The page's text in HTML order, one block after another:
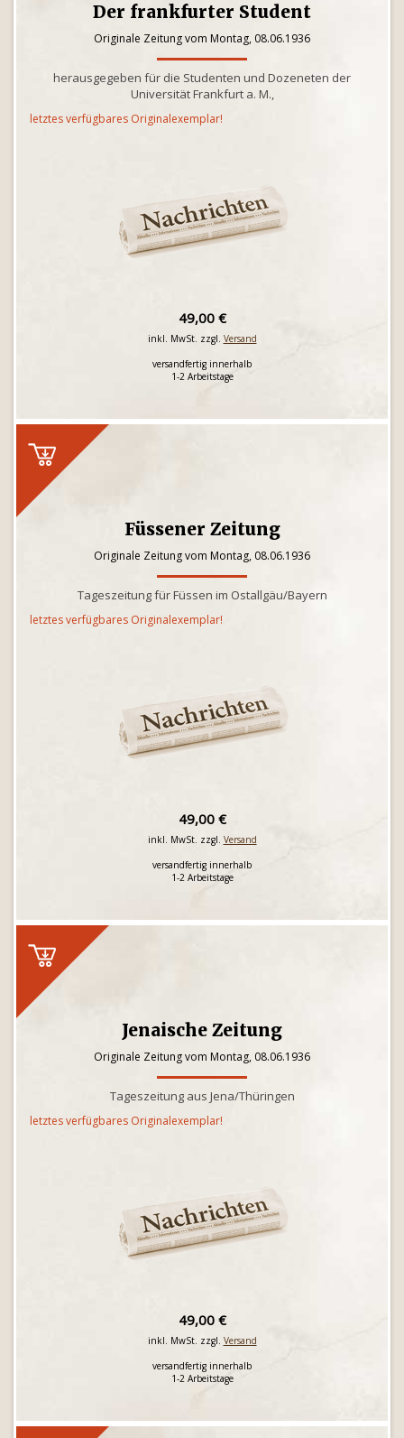
Der frankfurter Student
Originale Zeitung vom Montag, 08.06.1936
herausgegeben für die Studenten und Dozeneten der
Universität Frankfurt a. M.,
letztes verfügbares Originalexemplar!
49,00 €
inkl. MwSt. zzgl. Versand
versandfertig innerhalb
1-2 Arbeitstage
Füssener Zeitung
Originale Zeitung vom Montag, 08.06.1936
Tageszeitung für Füssen im Ostallgäu/Bayern
letztes verfügbares Originalexemplar!
49,00 €
inkl. MwSt. zzgl. Versand
versandfertig innerhalb
1-2 Arbeitstage
Jenaische Zeitung
Originale Zeitung vom Montag, 08.06.1936
Tageszeitung aus Jena/Thüringen
letztes verfügbares Originalexemplar!
49,00 €
inkl. MwSt. zzgl. Versand
versandfertig innerhalb
1-2 Arbeitstage